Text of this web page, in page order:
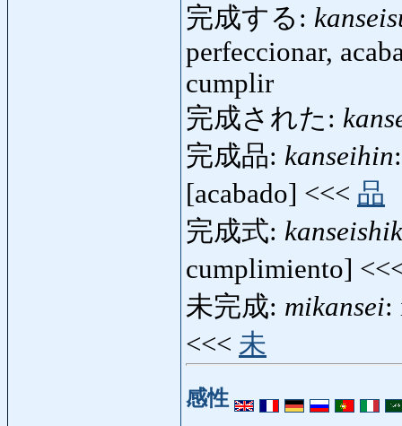
完成する:
perfeccionar,
cumplir
完成された:
完成品: kanseihin
[acabado] <<< 品
完成式:
cumplimiento]
未完成: mikansei:
<<< 未
感性